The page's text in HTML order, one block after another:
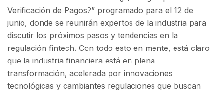
Verificación de Pagos?” programado para el 12 de
junio, donde se reunirán expertos de la industria para
discutir los próximos pasos y tendencias en la
regulación fintech. Con todo esto en mente, está claro
que la industria financiera está en plena
transformación, acelerada por innovaciones
tecnológicas y cambiantes regulaciones que buscan